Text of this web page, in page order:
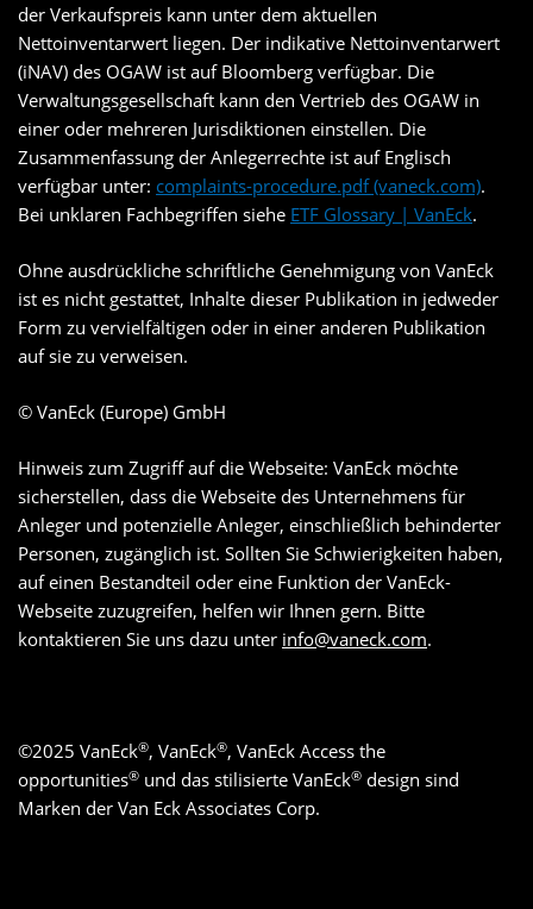
der Verkaufspreis kann unter dem aktuellen
Nettoinventarwert liegen. Der indikative Nettoinventarwert
(iNAV) des OGAW ist auf Bloomberg verfügbar. Die
Verwaltungsgesellschaft kann den Vertrieb des OGAW in
einer oder mehreren Jurisdiktionen einstellen. Die
Zusammenfassung der Anlegerrechte ist auf Englisch
verfügbar unter: complaints-procedure.pdf (vaneck.com).
Bei unklaren Fachbegriffen siehe ETF Glossary | VanEck.
Ohne ausdrückliche schriftliche Genehmigung von VanEck
ist es nicht gestattet, Inhalte dieser Publikation in jedweder
Form zu vervielfältigen oder in einer anderen Publikation
auf sie zu verweisen.
© VanEck (Europe) GmbH
Hinweis zum Zugriff auf die Webseite: VanEck möchte
sicherstellen, dass die Webseite des Unternehmens für
Anleger und potenzielle Anleger, einschließlich behinderter
Personen, zugänglich ist. Sollten Sie Schwierigkeiten haben,
auf einen Bestandteil oder eine Funktion der VanEck-
Webseite zuzugreifen, helfen wir Ihnen gern. Bitte
kontaktieren Sie uns dazu unter info@vaneck.com.
©2025 VanEck®, VanEck®, VanEck Access the
opportunities® und das stilisierte VanEck® design sind
Marken der Van Eck Associates Corp.